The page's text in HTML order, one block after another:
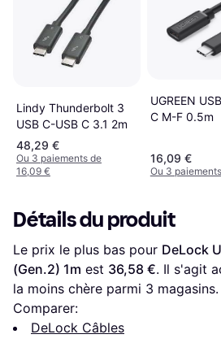
Lindy Thunderbolt 3
USB C-USB C 3.1 2m
48,29 €
Ou 3 paiements de
16,09 €
UGREEN
C M-F 0.5m
16,09 €
Ou 3
Détails du produit
Le prix le plus bas pour DeLock
(Gen.2) 1m est 36,58 €. Il s'agit
la moins chère parmi 3 magasins.
Comparer:
DeLock Câbles